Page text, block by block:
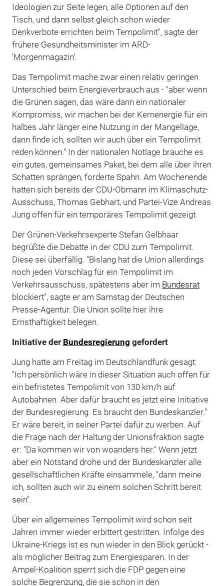
Ideologien zur Seite legen, alle Optionen auf den
Tisch, und dann selbst gleich schon wieder
Denkverbote errichten beim Tempolimit", sagte der
frühere Gesundheitsminister im ARD-
'Morgenmagazin'.
Das Tempolimit mache zwar einen relativ geringen
Unterschied beim Energieverbrauch aus - "aber wenn
die Grünen sagen, das wäre dann ein nationaler
Kompromiss, wir machen bei der Kernenergie für ein
halbes Jahr länger eine Nutzung in der Mangellage,
dann finde ich, sollten wir auch über ein Tempolimit
reden können." In der nationalen Notlage brauche es
ein gutes, gemeinsames Paket, bei dem alle über ihren
Schatten sprängen, forderte Spahn. Am Wochenende
hatten sich bereits der CDU-Obmann im Klimaschutz-
Ausschuss, Thomas Gebhart, und Partei-Vize Andreas
Jung offen für ein temporäres Tempolimit gezeigt.
Der Grünen-Verkehrsexperte Stefan Gelbhaar
begrüßte die Debatte in der CDU zum Tempolimit.
Diese sei überfällig. "Bislang hat die Union allerdings
noch jeden Vorschlag für ein Tempolimit im
Verkehrsausschuss, spätestens aber im Bundesrat
blockiert", sagte er am Samstag der Deutschen
Presse-Agentur. Die Union sollte hier ihre
Ernsthaftigkeit belegen.
Initiative der Bundesregierung gefordert
Jung hatte am Freitag im Deutschlandfunk gesagt:
"Ich persönlich wäre in dieser Situation auch offen für
ein befristetes Tempolimit von 130 km/h auf
Autobahnen. Aber dafür braucht es jetzt eine Initiative
der Bundesregierung. Es braucht den Bundeskanzler."
Er wäre bereit, in seiner Partei dafür zu werben. Auf
die Frage nach der Haltung der Unionsfraktion sagte
er: "Da kommen wir von woanders her." Wenn jetzt
aber ein Notstand drohe und der Bundeskanzler alle
gesellschaftlichen Kräfte einsammele, "dann meine
ich, sollten auch wir zu einem solchen Schritt bereit
sein".
Über ein allgemeines Tempolimit wird schon seit
Jahren immer wieder erbittert gestritten. Infolge des
Ukraine-Kriegs ist es nun wieder in den Blick gerückt -
als möglicher Beitrag zum Energiesparen. In der
Ampel-Koalition sperrt sich die FDP gegen eine
solche Begrenzung, die sie schon in den